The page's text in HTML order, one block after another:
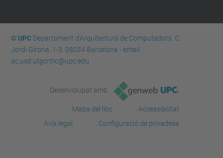
© UPCDepartament d'Arquitectura de Computadors. C.
Jordi Girona, 1-3. 08034 Barcelona - email:
ac.usd.utgcntic@upc.edu
Desenvolupat amb
Mapa del lloc
Accessibilitat
Avís legal
Configuració de privadesa